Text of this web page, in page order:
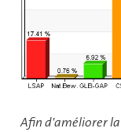
Afin d'améliorer la